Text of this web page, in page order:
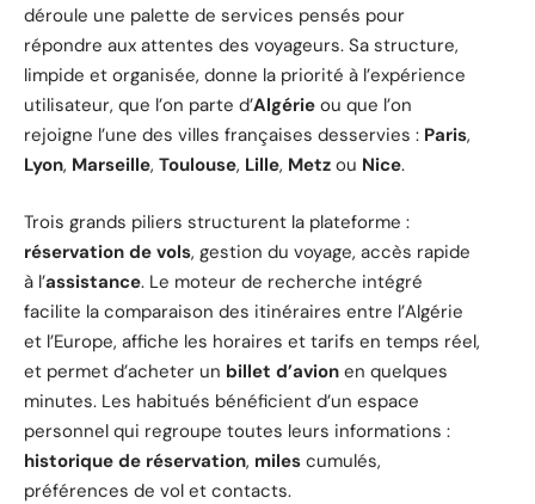
déroule une palette de services pensés pour
répondre aux attentes des voyageurs. Sa structure,
limpide et organisée, donne la priorité à l’expérience
utilisateur, que l’on parte d’Algérie ou que l’on
rejoigne l’une des villes françaises desservies : Paris,
Lyon, Marseille, Toulouse, Lille, Metz ou Nice.
Trois grands piliers structurent la plateforme :
réservation de vols, gestion du voyage, accès rapide
à l’assistance. Le moteur de recherche intégré
facilite la comparaison des itinéraires entre l’Algérie
et l’Europe, affiche les horaires et tarifs en temps réel,
et permet d’acheter un billet d’avion en quelques
minutes. Les habitués bénéficient d’un espace
personnel qui regroupe toutes leurs informations :
historique de réservation, miles cumulés,
préférences de vol et contacts.